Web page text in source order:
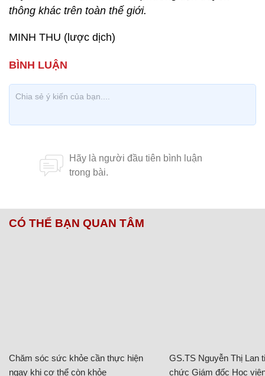
thông khác trên toàn thế giới.
MINH THU (lược dịch)
CÓ THỂ BẠN QUAN TÂM
Chăm sóc sức khỏe cần thực hiện
ngay khi cơ thể còn khỏe
GS.TS Nguyễn Thị Lan
chức Giám đốc Học